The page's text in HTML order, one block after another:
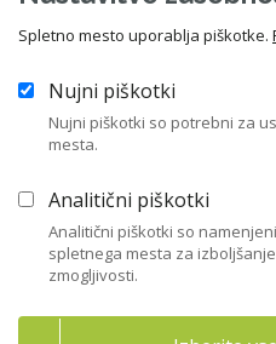
imetnikov
"Certifikat mi prav tako
referenco..."
Certifikat ZNS
Spletno mesto uporablja piškotke.
Nujni piškotki
Nujni piškotki so potrebni za
mesta.
Analitični piškotki
Analitični piškotki so
spletnega mesta za
zmogljivosti.